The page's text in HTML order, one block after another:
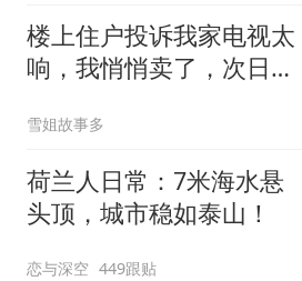
楼上住户投诉我家电视太
响，我悄悄卖了，次日居
雪姐故事多
荷兰人日常：7米海水悬
头顶，城市稳如泰山！
恋与深空 449跟贴